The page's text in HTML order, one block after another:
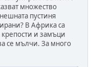
множество
пустиня
В Африка са
и замъци
се мълчи. За много